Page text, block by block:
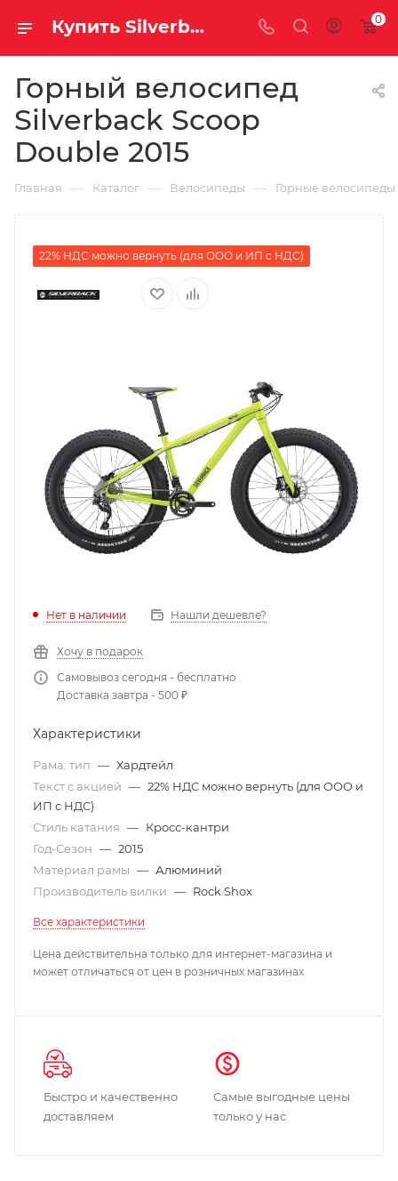
Купить Silverback Scoop Double 2015 за рублей, а со скидкой 0
Горный велосипед
Silverback Scoop
Double 2015
Главная — Каталог — Велосипеды — Горные велосипеды
22% НДС можно вернуть (для ООО и ИП с НДС)
Нет в наличии Нашли дешевле?
Хочу в подарок
Самовывоз сегодня - бесплатно
Доставка завтра - 500 ₽
Характеристики
Рама: тип — Хардтейл
Текст с акцией — 22% НДС можно вернуть (для ООО и
ИП с НДС)
Стиль катания — Кросс-кантри
Год-Сезон — 2015
Материал рамы — Алюминий
Производитель вилки — Rock Shox
Все характеристики
Цена действительна только для интернет-магазина и
может отличаться от цен в розничных магазинах
Быстро и качественно
доставляем
Самые выгодные цены
только у нас